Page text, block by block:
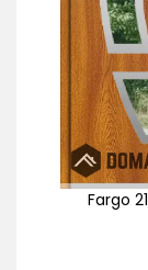
Fargo